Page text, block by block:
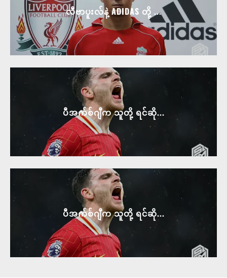
လီဗာပူးလ်နဲ့ ADIDAS တို့ ...
ပီအက်စ်ဂျီက သူတို့ ရင်ဆို...
ပီအက်စ်ဂျီက သူတို့ ရင်ဆို...